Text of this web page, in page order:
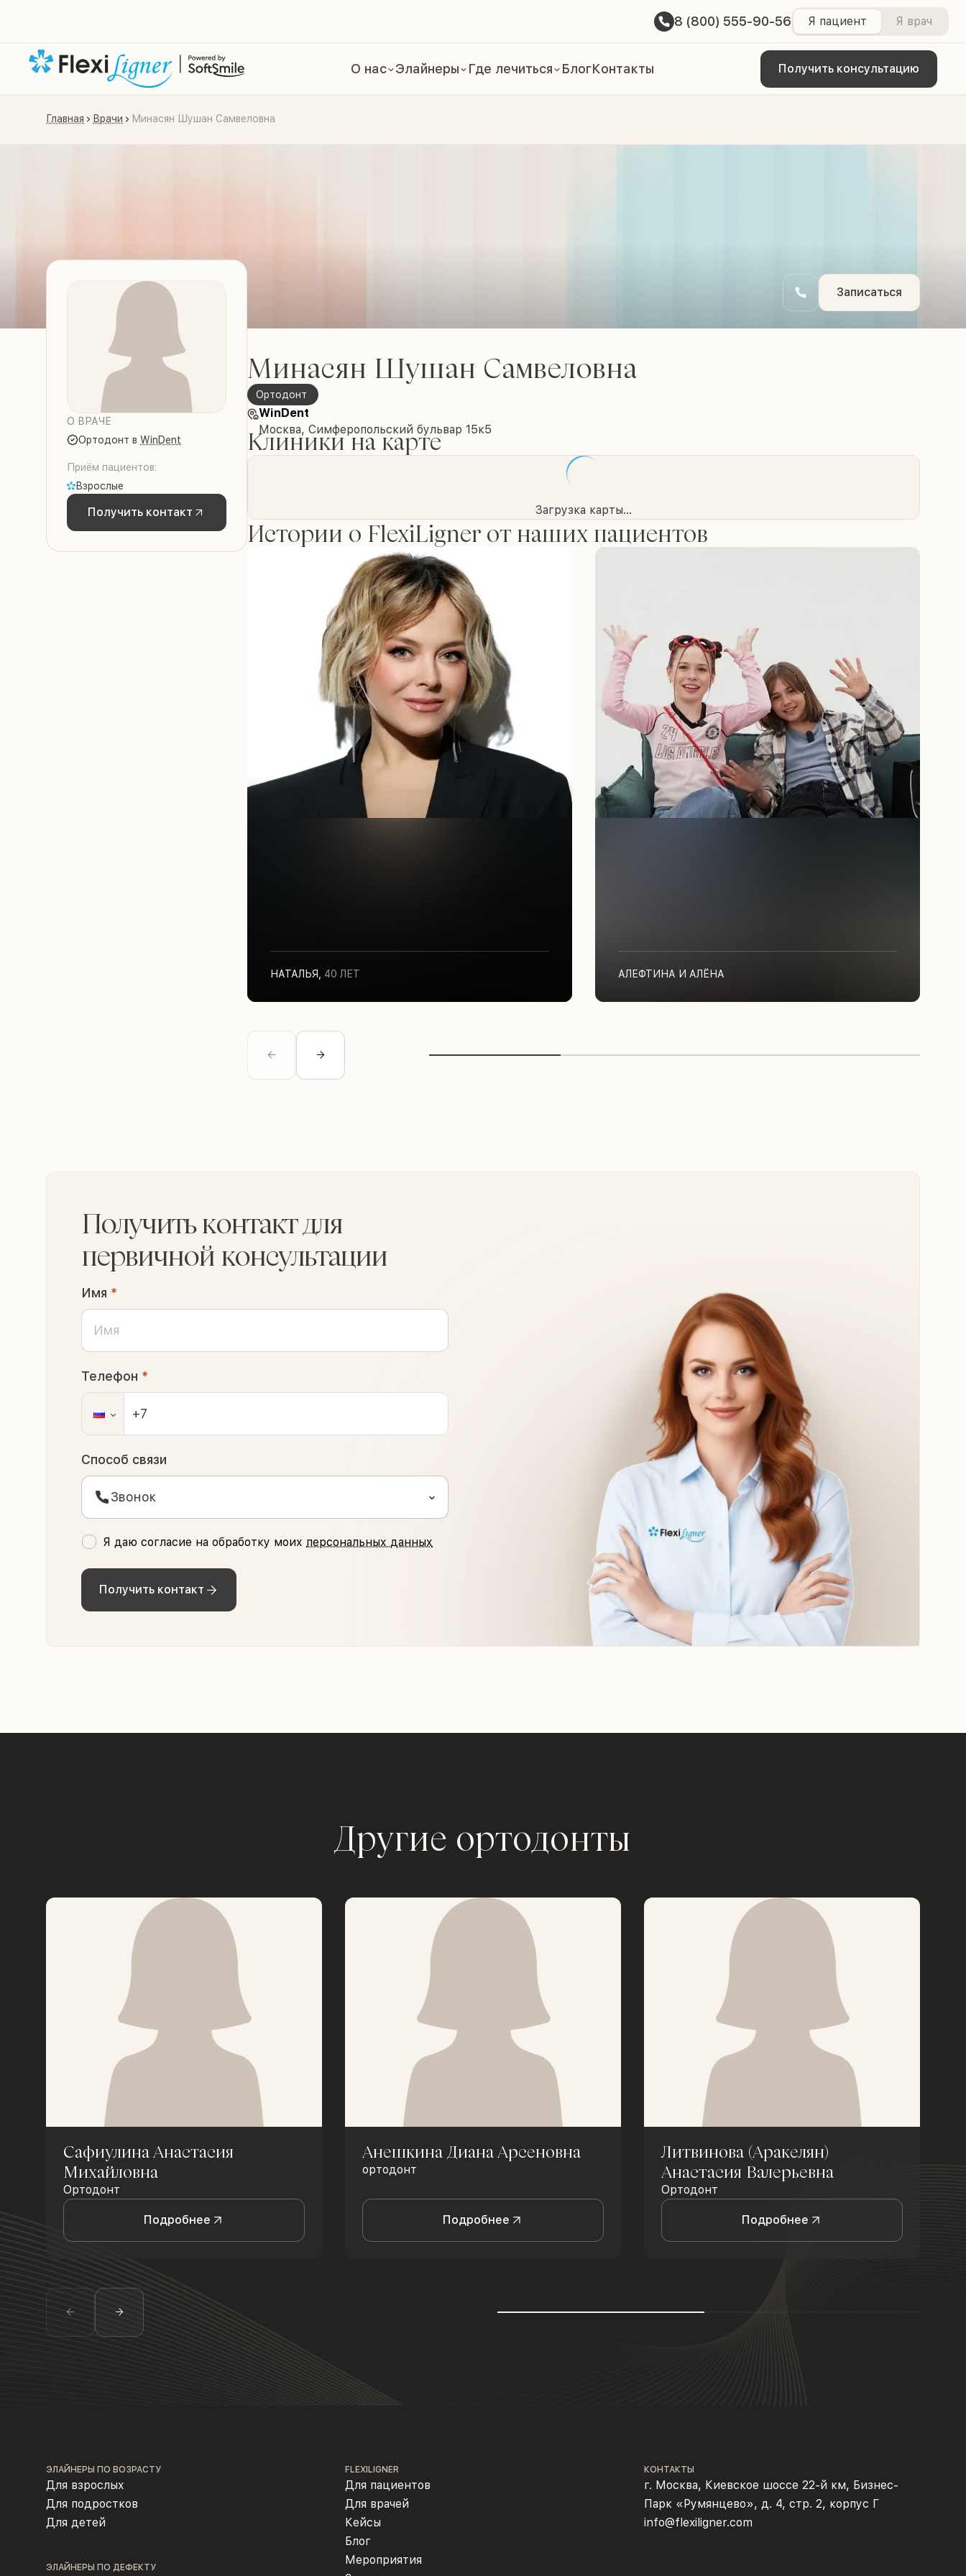
8 (800) 555-90-56 Я пациент Я врач
О нас Элайнеры Где лечиться БлогКонтакты Получить консультацию
Главная Врачи Минасян Шушан Самвеловна
Записаться
О ВРАЧЕ
Ортодонт в WinDent
Приём пациентов:
Взрослые
Получить контакт
Минасян Шушан Самвеловна
Ортодонт
WinDent
Москва, Симферопольский бульвар 15к5
Клиники на карте
Загрузка карты...
Истории о FlexiLigner от наших пациентов
НАТАЛЬЯ 40 ЛЕТ АЛЕФТИНА И АЛЁНА
Получить контакт для
первичной консультации
Имя *
Телефон *
Способ связи
Звонок
Я даю согласие на обработку моих персональных данных
Получить контакт
Другие ортодонты
Сафиулина Анастасия
Михайловна
Ортодонт
Подробнее
Анешкина Диана Арсеновна
ортодонт
Подробнее
Литвинова (Аракелян)
Анастасия Валерьевна
Ортодонт
Подробнее
ЭЛАЙНЕРЫ ПО ВОЗРАСТУ
Для взрослых
Для подростков
Для детей
ЭЛАЙНЕРЫ ПО ДЕФЕКТУ
FLEXILIGNER
Для пациентов
Для врачей
Кейсы
Блог
Мероприятия
КОНТАКТЫ
г. Москва, Киевское шоссе 22-й км, Бизнес-
Парк «Румянцево», д. 4, стр. 2, корпус Г
info@flexiligner.com